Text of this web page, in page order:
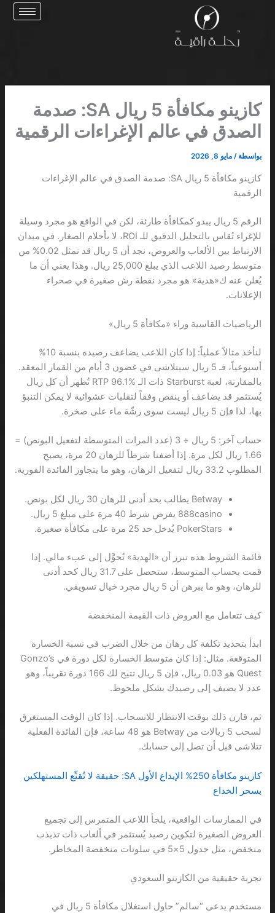
كازينو مكافأة 5 ريال SA: صدمة
الصدق في عالم الإغراءات الرقمية
بواسطة /مايو 8, 2026
كازينو مكافأة 5 ريال SA: صدمة الصدق في عالم الإغراءات
الرقمية
الرقم 5 ريال يبدو كمكافأة طارئة، لكن في الواقع هو مجرد وسيلة
للإغراء تُقاس بالتحليل الدقيق للـ ROI، لا بأحلام الصغار. في ميدان
الارتباط بين الألعاب والعروض، نجد أن 5 ريال قد تمثل 0.02% من
متوسط رصيد اللاعب الذي يبلغ 25,000 ريال. وهذا يعني أن ما
يُعلن عنه ك«هدية» هو مجرد نقطة رش صغيرة في صحراء
الإعلانات.
الرياضيات القاسية وراء «مكافأة 5 ريال»
لنأخذ مثالاً عملياً: إذا كان اللاعب يضاعف رصيده بنسبة 10%
أسبوعياً، فـ 5 ريال سيتلاشى في غضون 3 أيام من القمار المعقد.
بالمقارنة، لعبة Starburst ذات الـ RTP 96.1% تُظهر أن كل ريال
يُستثمر قد يضاعف أو ينقص وفقاً لتقلبات عشوائية لا يمكن التنبؤ
بها، لذا فإن 5 ريال ليست سوى رشّة ماء على صخرة.
حساب آخر: 5 ريال ÷ 3 (عدد المرات المتوسطة لتفعيل البونص) =
1.66 ريال لكل مرة. إذا أضفنا شرطاً للرهان 20 مرة، يصبح
المطلوب 33.2 ريال لتفعيل الرهان، وهو ما يتجاوز الفائدة الفورية.
Betway يطالب بحد أدنى للرهان 30 ريال لكل بونص.
888casino يفرض شرط 40 مرة على مبلغ 5 ريال.
PokerStars يُدخل حد 25 مرة على مكافأة صغيرة.
قائمة الشروط هذه تبرز أن «الهدية» تُحوَّل إلى عبء مالي. إذا
قمت بحساب المتوسط، ستحصل على 31.7 ريال كحد أدنى
للرهان، وهو ما يبرهن أن 5 ريال مجرد خيال تسويقي.
كيف تتعامل مع العروض ذات القيمة المنخفضة
ابدأ بتحديد تكلفة كل رهان من خلال الضرب في نسبة الخسارة
المتوقعة. مثال: إذا كان متوسط الخسارة لكل دورة في Gonzo’s
Quest هو 0.03 ريال، فإن 5 ريال تتيح لك 166 دورة تقريباً، وهو
عدد لا يضيف إلى رصيدك بشكل ملحوظ.
ثم، قارن ذلك بوقت الانتظار للانسحاب. إذا كان الوقت المستغرق
لسحب 5 ريالات من Betway هو 48 ساعة، فإن الفائدة الفعلية
تتلاشى قبل أن تصل إلى حسابك.
كازينو مكافأة 250% الإيداع الأول SA: حقيقة لا تُقنِّع المستهلكين
بسحر الخداع
في الممارسات الواقعية، يلجأ اللاعب المتمرس إلى تجميع
العروض الصغيرة لتكوين رصيد يُستثمر في ألعاب ذات تذبذب
منخفض، مثل جدول 5×5 في سلوتات منخفضة المخاطر.
تجربة حقيقية من الكازينو السعودي
مستخدم يدعى “سالم” حاول استغلال مكافأة 5 ريال في